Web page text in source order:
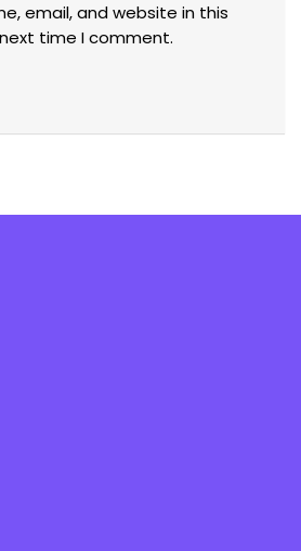
email, and website in this
time I comment.